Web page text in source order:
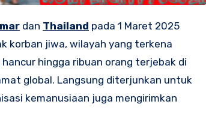
dan Thailand pada 1 Maret 2025
korban jiwa, wilayah yang terkena
hingga ribuan orang terjebak di
global. Langsung diterjunkan untuk
kemanusiaan juga mengirimkan